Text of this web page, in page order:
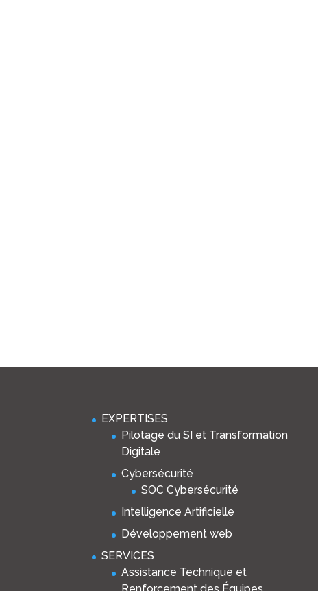
EXPERTISES
Pilotage du SI et Transformation
Digitale
Cybersécurité
SOC Cybersécurité
Intelligence Artificielle
Développement web
SERVICES
Assistance Technique et